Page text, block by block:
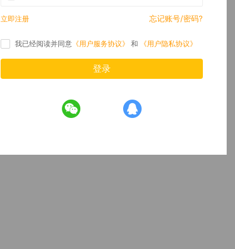
立即注册 忘记账号/密码?
我已经阅读并同意 《用户服务协议》 和 《用户隐私协议》
登录